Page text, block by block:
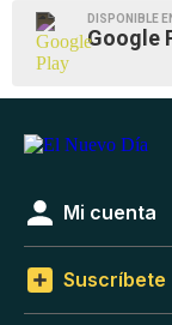
DISPONIBLE
Google
Mi cuenta
Suscríbete